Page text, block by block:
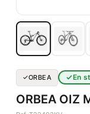
ORBEA En
ORBEA OIZ